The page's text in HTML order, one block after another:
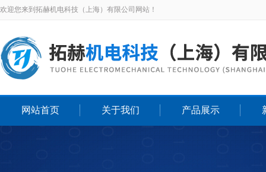
欢迎您来到拓赫机电科技（上海）有限公司网站！
网站首页 关于我们 产品展示